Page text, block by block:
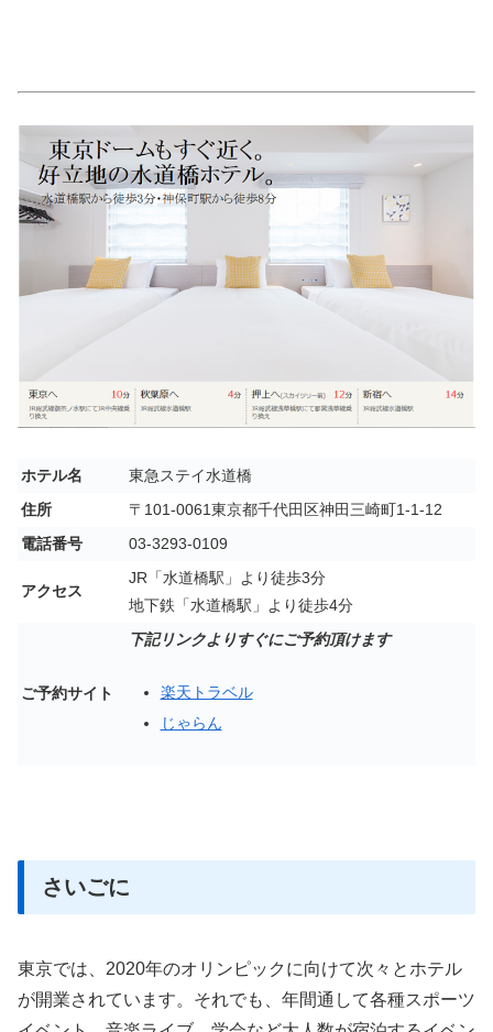
ホテル名
東急ステイ水道橋
住所
〒101-0061東京都千代田区神田三崎町1-1-12
電話番号
03-3293-0109
アクセス
JR「水道橋駅」より徒歩3分
地下鉄「水道橋駅」より徒歩4分
ご予約サイト
下記リンクよりすぐにご予約頂けます
楽天トラベル
じゃらん
さいごに
東京では、2020年のオリンピックに向けて次々とホテル
が開業されています。それでも、年間通して各種スポーツ